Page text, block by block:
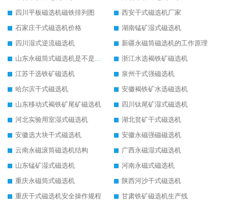
四川平板磁选机磁铁排列图
西安干式磁选机厂家
石家庄干式磁选机价格
湖南锰矿湿式磁选机
四川湿式逆流磁选机
新疆永磁筒磁选机的工作原理
山东永磁筒式磁选机是不是强磁
浙江水选褐铁矿磁选机
江苏干选铁矿磁选机
泉州干式强磁选机
哈尔滨干式磁选机
安徽褐铁矿水选磁选机
山东移动式褐铁矿尾矿磁选机
四川钛尾矿湿式磁选机
河北实验用室湿式磁选机
湖北贫矿干式磁选机
安徽选大块干式磁选机
安徽永磁强磁磁选机
云南永磁滚筒磁选机结构
广西永磁湿式磁选机
山东锰矿湿式磁选机
河南永磁式磁选机
重庆永磁筒式磁选机
陕西河沙干式磁选机
重庆干式磁选机安全操作规程
甘肃铁矿磁选机生产线